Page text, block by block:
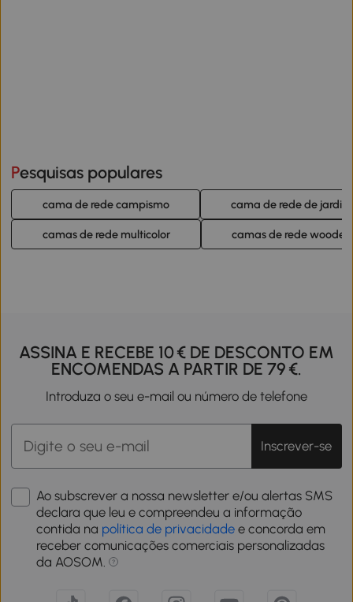
Pesquisas populares
cama de rede campismo cama de rede de jardim
camas de rede multicolor camas de rede wooden
ASSINA E RECEBE 10 € DE DESCONTO EM
ENCOMENDAS A PARTIR DE 79 €.
Introduza o seu e-mail ou número de telefone
Inscrever-se
Ao subscrever a nossa newsletter e/ou alertas SMS
declara que leu e compreendeu a informação
contida na política de privacidade e concorda em
receber comunicações comerciais personalizadas
da AOSOM.